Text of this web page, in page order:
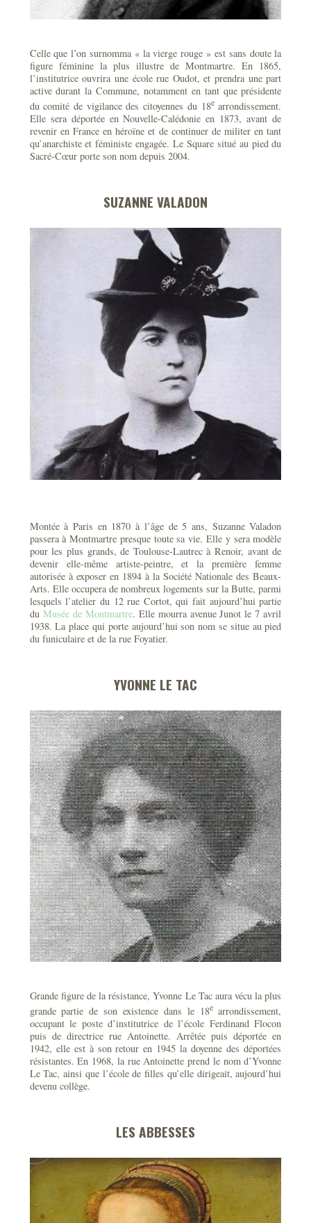
Celle que l’on surnomma « la vierge rouge » est sans doute la
figure féminine la plus illustre de Montmartre. En 1865,
l’institutrice ouvrira une école rue Oudot, et prendra une part
active durant la Commune, notamment en tant que présidente
du comité de vigilance des citoyennes du 18earrondissement.
Elle sera déportée en Nouvelle-Calédonie en 1873, avant de
revenir en France en héroïne et de continuer de militer en tant
qu’anarchiste et féministe engagée. Le Square situé au pied du
Sacré-Cœur porte son nom depuis 2004.
SUZANNE VALADON
Montée à Paris en 1870 à l’âge de 5 ans, Suzanne Valadon
passera à Montmartre presque toute sa vie. Elle y sera modèle
pour les plus grands, de Toulouse-Lautrec à Renoir, avant de
devenir elle-même artiste-peintre, et la première femme
autorisée à exposer en 1894 à la Société Nationale des Beaux-
Arts. Elle occupera de nombreux logements sur la Butte, parmi
lesquels l’atelier du 12 rue Cortot, qui fait aujourd’hui partie
du Musée de Montmartre. Elle mourra avenue Junot le 7 avril
1938. La place qui porte aujourd’hui son nom se situe au pied
du funiculaire et de la rue Foyatier.
YVONNE LE TAC
Grande figure de la résistance, Yvonne Le Tac aura vécu la plus
grande partie de son existence dans le 18earrondissement,
occupant le poste d’institutrice de l’école Ferdinand Flocon
puis de directrice rue Antoinette. Arrêtée puis déportée en
1942, elle est à son retour en 1945 la doyenne des déportées
résistantes. En 1968, la rue Antoinette prend le nom d’Yvonne
Le Tac, ainsi que l’école de filles qu’elle dirigeait, aujourd’hui
devenu collège.
LES ABBESSES